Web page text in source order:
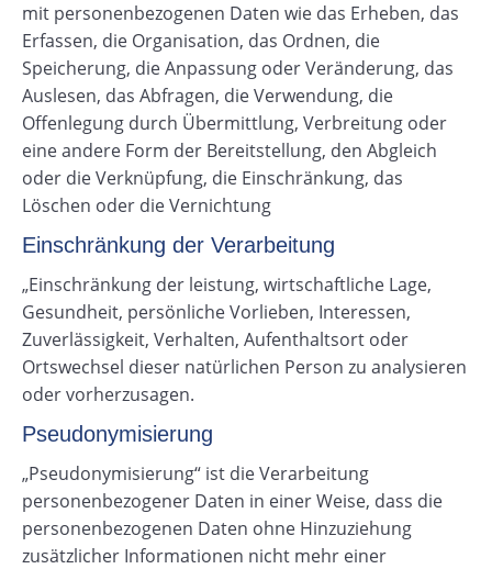
mit personenbezogenen Daten wie das Erheben, das
Erfassen, die Organisation, das Ordnen, die
Speicherung, die Anpassung oder Veränderung, das
Auslesen, das Abfragen, die Verwendung, die
Offenlegung durch Übermittlung, Verbreitung oder
eine andere Form der Bereitstellung, den Abgleich
oder die Verknüpfung, die Einschränkung, das
Löschen oder die Vernichtung
Einschränkung der Verarbeitung
„Einschränkung der leistung, wirtschaftliche Lage,
Gesundheit, persönliche Vorlieben, Interessen,
Zuverlässigkeit, Verhalten, Aufenthaltsort oder
Ortswechsel dieser natürlichen Person zu analysieren
oder vorherzusagen.
Pseudonymisierung
„Pseudonymisierung“ ist die Verarbeitung
personenbezogener Daten in einer Weise, dass die
personenbezogenen Daten ohne Hinzuziehung
zusätzlicher Informationen nicht mehr einer